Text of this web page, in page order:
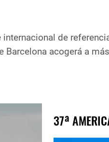
de
acogerá a
37ª